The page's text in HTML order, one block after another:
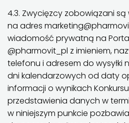
4.3. Zwycięzcy zobowiązani są
na adres
wiadomość prywatną na
@pharmovit_pl z imieniem,
telefonu i adresem do wysyłki
dni kalendarzowych od daty
informacji o wynikach
przedstawienia danych w
w niniejszym punkcie